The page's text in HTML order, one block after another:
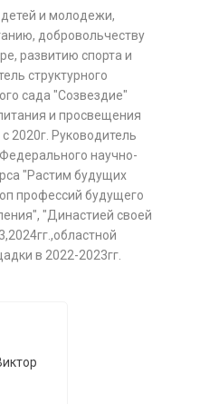
и молодежи,
добровольчеству
развитию спорта и
структурного
сада "Созвездие"
и просвещения
2020г. Руководитель
научно-
"Растим будущих
профессий будущего
"Династией своей
в 2022-2023гг.